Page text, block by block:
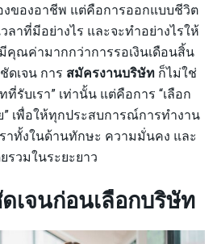
งของอาชีพ แต่คือการออกแบบชีวิต
ลาที่มีอย่างไร และจะทำอย่างไรให้
คุณค่ามากกว่าการรอเงินเดือนสิ้น
ดเจน การ สมัครงานบริษัท ก็ไม่ใช่
ที่รับเรา” เท่านั้น แต่คือการ “เลือก
เพื่อให้ทุกประสบการณ์การทำงาน
าทั้งในด้านทักษะ ความมั่นคง และ
รวมในระยะยาว
เจนก่อนเลือกบริษัท